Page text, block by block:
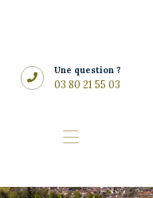
Une question ?
03 80 21 55 03